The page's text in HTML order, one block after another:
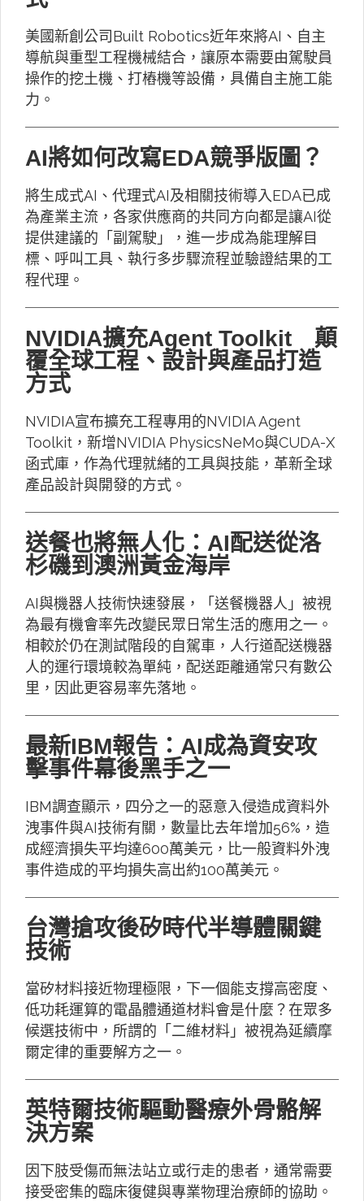
美國新創公司Built Robotics近年來將AI、自主
導航與重型工程機械結合，讓原本需要由駕駛員
操作的挖土機、打樁機等設備，具備自主施工能
力。
AI將如何改寫EDA競爭版圖？
將生成式AI、代理式AI及相關技術導入EDA已成
為產業主流，各家供應商的共同方向都是讓AI從
提供建議的「副駕駛」，進一步成為能理解目
標、呼叫工具、執行多步驟流程並驗證結果的工
程代理。
NVIDIA擴充Agent Toolkit 顛
覆全球工程、設計與產品打造
方式
NVIDIA宣布擴充工程專用的NVIDIA Agent
Toolkit，新增NVIDIA PhysicsNeMo與CUDA-X
函式庫，作為代理就緒的工具與技能，革新全球
產品設計與開發的方式。
送餐也將無人化：AI配送從洛
杉磯到澳洲黃金海岸
AI與機器人技術快速發展，「送餐機器人」被視
為最有機會率先改變民眾日常生活的應用之一。
相較於仍在測試階段的自駕車，人行道配送機器
人的運行環境較為單純，配送距離通常只有數公
里，因此更容易率先落地。
最新IBM報告：AI成為資安攻
擊事件幕後黑手之一
IBM調查顯示，四分之一的惡意入侵造成資料外
洩事件與AI技術有關，數量比去年增加56%，造
成經濟損失平均達600萬美元，比一般資料外洩
事件造成的平均損失高出約100萬美元。
台灣搶攻後矽時代半導體關鍵
技術
當矽材料接近物理極限，下一個能支撐高密度、
低功耗運算的電晶體通道材料會是什麼？在眾多
候選技術中，所謂的「二維材料」被視為延續摩
爾定律的重要解方之一。
英特爾技術驅動醫療外骨骼解
決方案
因下肢受傷而無法站立或行走的患者，通常需要
接受密集的臨床復健與專業物理治療師的協助。